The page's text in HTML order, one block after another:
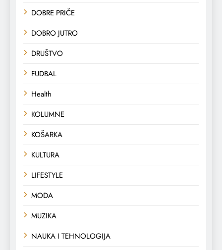
DOBRE PRIČE
DOBRO JUTRO
DRUŠTVO
FUDBAL
Health
KOLUMNE
KOŠARKA
KULTURA
LIFESTYLE
MODA
MUZIKA
NAUKA I TEHNOLOGIJA